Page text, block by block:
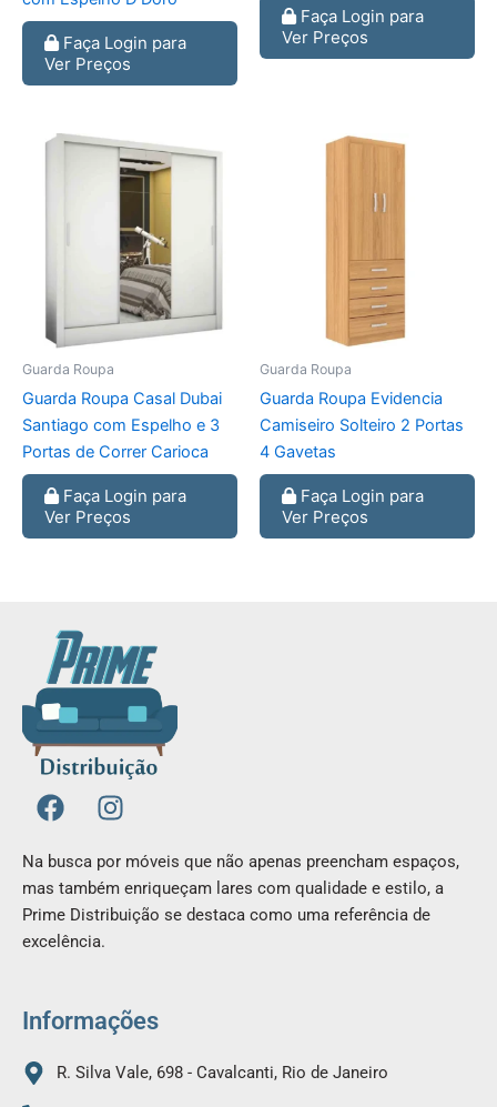
Faça Login para
Ver Preços
Faça Login para
Ver Preços
Guarda Roupa
Guarda Roupa Casal Dubai
Santiago com Espelho e 3
Portas de Correr Carioca
Faça Login para
Ver Preços
Guarda Roupa
Guarda Roupa Evidencia
Camiseiro Solteiro 2 Portas
4 Gavetas
Faça Login para
Ver Preços
F
a
c
e
b
o
o
I
n
t
a
g
m
Na busca por móveis que não apenas preencham espaços,
mas também enriqueçam lares com qualidade e estilo, a
Prime Distribuição se destaca como uma referência de
excelência.
Informações
R. Silva Vale, 698 - Cavalcanti, Rio de Janeiro